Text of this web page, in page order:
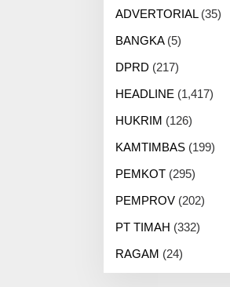
ADVERTORIAL(35)
BANGKA(5)
DPRD (217)
HEADLINE (1,417)
HUKRIM (126)
KAMTIMBAS (199)
PEMKOT (295)
PEMPROV (202)
PT TIMAH (332)
RAGAM (24)